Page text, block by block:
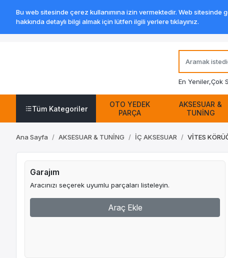
En Yeniler,Çok
Tüm Kategoriler
OTO YEDEK
PARÇA
AKSESUAR &
TUNİNG
Ana Sayfa AKSESUAR & TUNİNG İÇ AKSESUAR VİTES
Garajım
Aracınızı seçerek uyumlu parçaları listeleyin.
Araç Ekle
Bu web sitesinde çerez kullanımına izin vermektedir. Web sitesinde
hakkında detaylı bilgi almak için lütfen ilgili yerlere tıklayınız.